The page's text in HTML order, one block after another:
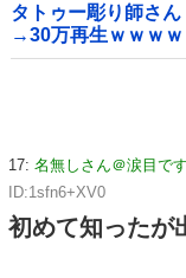
タトゥー彫り師さん
→30万再生ｗｗｗｗ
17: 名無しさん＠涙目で
ID:1sfn6+XV0
初めて知ったが